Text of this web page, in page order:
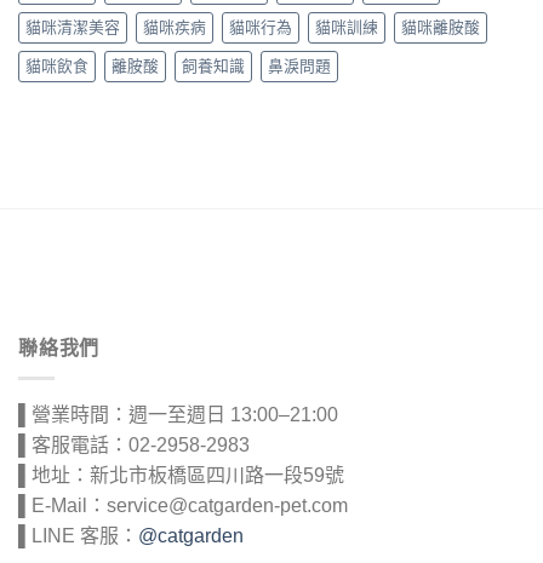
貓咪清潔美容 貓咪疾病 貓咪行為 貓咪訓練 貓咪離胺酸
貓咪飲食 離胺酸 飼養知識 鼻淚問題
聯絡我們
▌營業時間：週一至週日 13:00–21:00
▌客服電話：02-2958-2983
▌地址：新北市板橋區四川路一段59號
▌E-Mail：service@catgarden-pet.com
▌LINE 客服： @catgarden